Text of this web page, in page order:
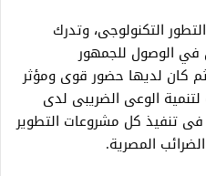
التكنولوجى، وتدرك
في الوصول للجمهور
لديها حضور قوى ومؤثر
الوعى الضريبى لدى
فى تنفيذ كل مشروعات التطوير
المصرية.